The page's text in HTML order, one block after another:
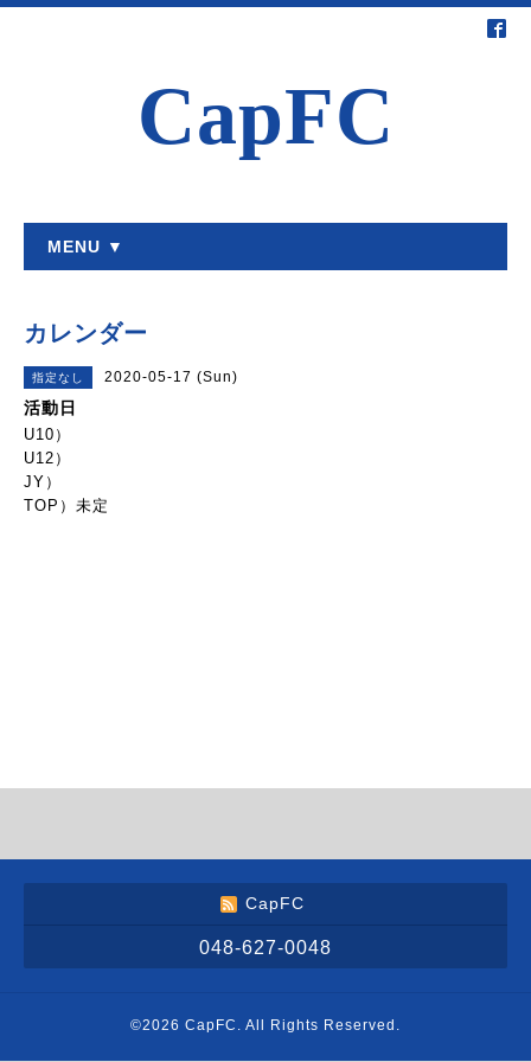
CapFC
MENU ▼
カレンダー
指定なし 2020-05-17 (Sun)
活動日
U10）
U12）
JY）
TOP）未定
CapFC
048-627-0048
©2026 CapFC . All Rights Reserved.